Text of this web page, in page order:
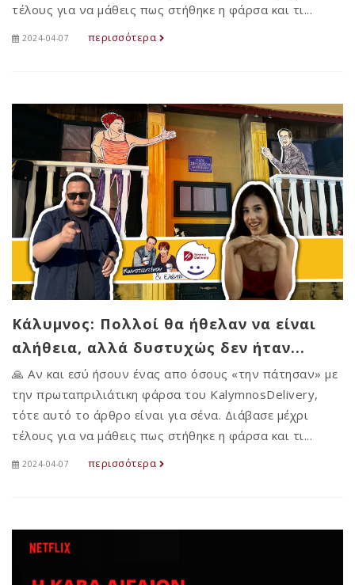
τέλους για να μάθεις πως στήθηκε η φάρσα και τι...
2024-04-07 περισσότερα
Κάλυμνος: Πολλοί θα ήθελαν να είναι
αλήθεια, αλλά δυστυχώς δεν ήταν...
🙏 Αν και εσύ ήσουν ένας απο όσους «την πάτησαν» με
την πρωταπριλιάτικη φάρσα του KalymnosDelivery,
τότε αυτό το άρθρο είναι για σένα. Διάβασε μέχρι
τέλους για να μάθεις πως στήθηκε η φάρσα και τι...
2024-04-07 περισσότερα